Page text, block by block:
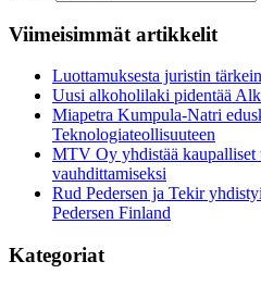
Viimeisimmät artikkelit
Luottamuksesta juristin
Uusi alkoholilaki pidentää
Miapetra Kumpula-Natri
Teknologiateollisuuteen
MTV Oy yhdistää kaupalliset
vauhdittamiseksi
Rud Pedersen ja Tekir
Pedersen Finland
Kategoriat